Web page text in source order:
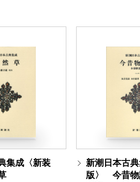
集成〈新装
新潮日本古
版〉 今昔